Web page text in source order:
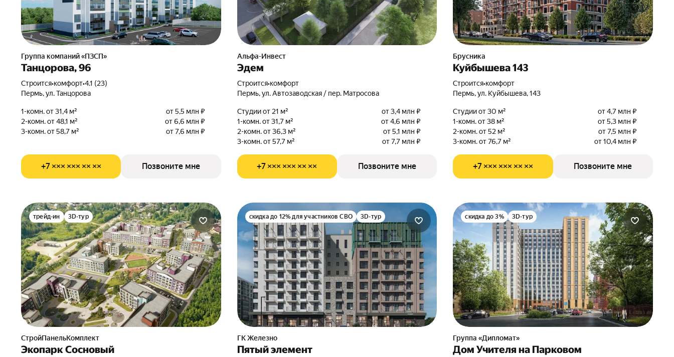
Группа компаний «ПЗСП»
Танцорова, 96
Строится•комфорт•4.1 (23)
Пермь, ул. Танцорова
1-комн. от 31,4 м²
от 5,5 млн ₽
2-комн. от 48,1 м²
от 6,6 млн ₽
3-комн. от 58,7 м²
от 7,6 млн ₽
+7 ××× ××× ×× ×× Позвоните мне
Альфа-Инвест
Эдем
Строится•комфорт
Пермь, ул. Автозаводская / пер. Матросова
Студии от 21 м²
от 3,4 млн ₽
1-комн. от 31,7 м²
от 4,6 млн ₽
2-комн. от 36,3 м²
от 5,1 млн ₽
3-комн. от 57,7 м²
от 7,7 млн ₽
+7 ××× ××× ×× ×× Позвоните мне
Брусника
Куйбышева 143
Строится•комфорт
Пермь, ул. Куйбышева, 143
Студии от 30 м²
от 4,7 млн ₽
1-комн. от 38 м²
от 5,3 млн ₽
2-комн. от 52 м²
от 7,5 млн ₽
3-комн. от 76,7 м²
от 10,4 млн ₽
+7 ××× ××× ×× ×× Позвоните мне
трейд-ин 3D-тур
СтройПанельКомплект
Экопарк Сосновый
скидка до 12% для участников СВО 3D-тур
ГК Железно
Пятый элемент
скидка до 3% 3D-тур
Группа «Дипломат»
Дом Учителя на Парковом